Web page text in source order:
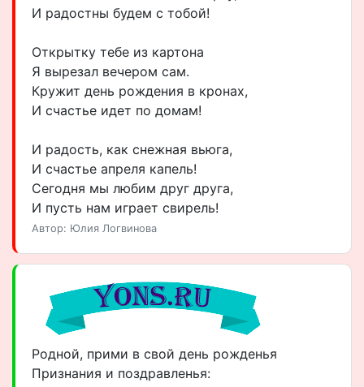
И радостны будем с тобой!
Открытку тебе из картона
Я вырезал вечером сам.
Кружит день рождения в кронах,
И счастье идет по домам!
И радость, как снежная вьюга,
И счастье апреля капель!
Сегодня мы любим друг друга,
И пусть нам играет свирель!
Автор: Юлия Логвинова
Родной, прими в свой день рожденья
Признания и поздравленья: